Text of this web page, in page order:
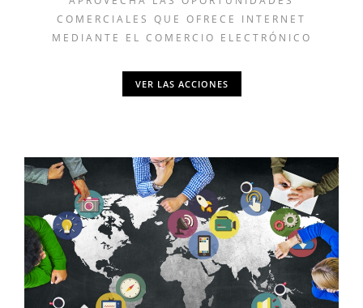
COMERCIALES QUE OFRECE INTERNET
MEDIANTE EL COMERCIO ELECTRÓNICO
VER LAS ACCIONES